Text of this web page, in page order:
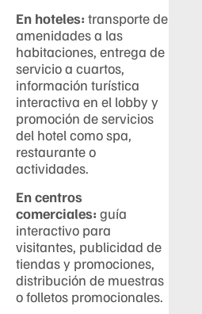
En hoteles: transporte de
amenidades a las
habitaciones, entrega de
servicio a cuartos,
información turística
interactiva en el lobby y
promoción de servicios
del hotel como spa,
restaurante o
actividades.
En centros
comerciales: guía
interactivo para
visitantes, publicidad de
tiendas y promociones,
distribución de muestras
o folletos promocionales.